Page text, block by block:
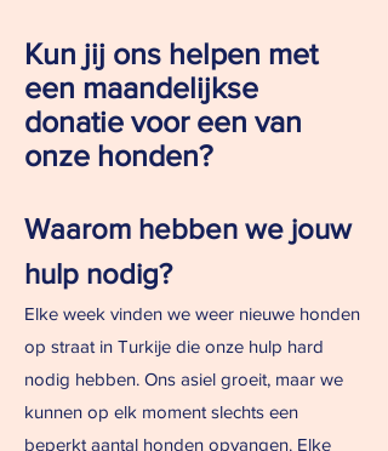
Kun jij ons helpen met
een maandelijkse
donatie voor een van
onze honden?
Waarom hebben we jouw
hulp nodig?
Elke week vinden we weer nieuwe honden
op straat in Turkije die onze hulp hard
nodig hebben. Ons asiel groeit, maar we
kunnen op elk moment slechts een
beperkt aantal honden opvangen. Elke